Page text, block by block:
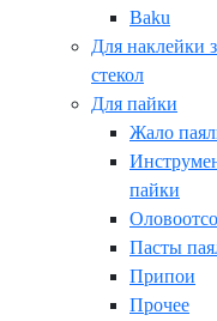
Baku
Для наклейки
стекол
Для пайки
Жало
пайки
Пасты
Припои
Прочее